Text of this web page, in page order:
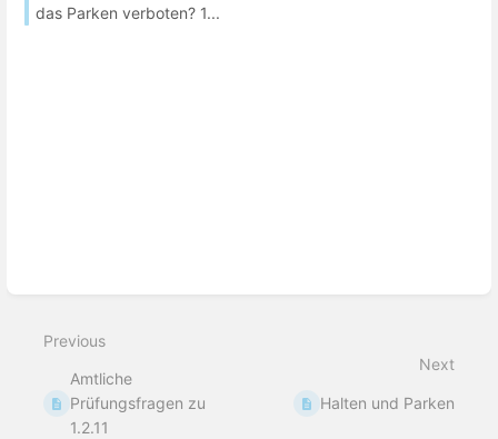
das Parken verboten? 1...
Previous
Amtliche
Prüfungsfragen zu
1.2.11
Next
Halten und Parken